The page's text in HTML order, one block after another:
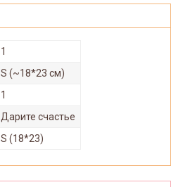
1
S (~18*23 см)
1
Дарите счастье
S (18*23)